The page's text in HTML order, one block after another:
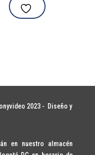
2023 - Diseño y
en nuestro almacén